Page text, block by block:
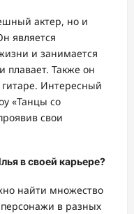
актер, но и
является
и занимается
плавает. Также он
гитаре. Интересный
«Танцы со
свои
в своей карьере?
найти множество
в разных